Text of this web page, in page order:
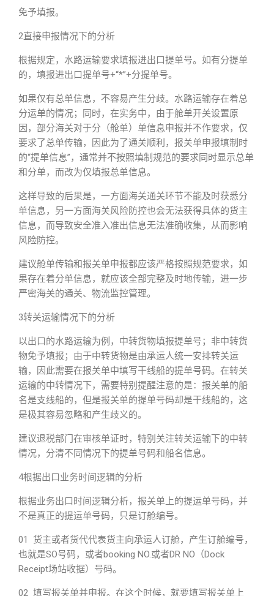
免予填报。
2直接申报情况下的分析
根据规定，水路运输要求填报进出口提单号。如有分提单
的，填报进出口提单号+“*”+分提单号。
如果仅有总单信息，不容易产生分歧。水路运输存在着总
分运单的情况；同时，在实务中，由于舱单开关设置原
因，部分海关对于分（舱单）单信息申报并不作要求，仅
要求了总单传输，因此为了通关顺利，报关单申报填制时
的“提单信息”，通常并不按照填制规范的要求同时显示总单
和分单，而改为仅填报总单信息。
这样导致的后果是，一方面海关通关环节不能及时获悉分
单信息，另一方面海关风险防控也会无法获得具体的货主
信息，而导致安全准入准出信息无法准确收集，从而影响
风险防控。
建议舱单传输和报关单申报都应该严格按照规范要求，如
果存在着分单信息，就应该全部完整及时地传输，进一步
严密海关的通关、物流监控管理。
3转关运输情况下的分析
以出口的水路运输为例，中转货物填报提单号；非中转货
物免予填报；由于中转货物是由承运人统一安排转关运
输，因此需要在报关单中填写干线船的提单号码。在转关
运输的中转情况下，需要特别提醒注意的是：报关单的船
名是支线船的，但是报关单的提单号码却是干线船的，这
是极其容易忽略和产生歧义的。
建议退税部门在审核单证时，特别关注转关运输下的中转
情况，分清不同情况下的提单号码和船名信息。
4根据出口业务时间逻辑的分析
根据业务出口时间逻辑分析，报关单上的提运单号码，并
不是真正的提运单号码，只是订舱编号。
01 货主或者货代代表货主向承运人订舱，产生订舱编号，
也就是SO号码，或者booking NO.或者DR NO（Dock
Receipt场站收据）号码。
02 填写报关单并申报。在这个时候，就要填写报关单上